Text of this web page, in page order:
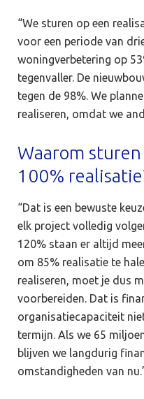
“We sturen op een
voor een periode van
woningverbetering op
tegenvaller. De
tegen de 98%. We
realiseren, omdat we
Waarom
100%
“Dat is een bewuste
elk project volledig
120% staan er altijd
om 85% realisatie te
realiseren, moet je dus
voorbereiden. Dat is
organisatiecapaciteit
termijn. Als we 65
blijven we langdurig
omstandigheden van